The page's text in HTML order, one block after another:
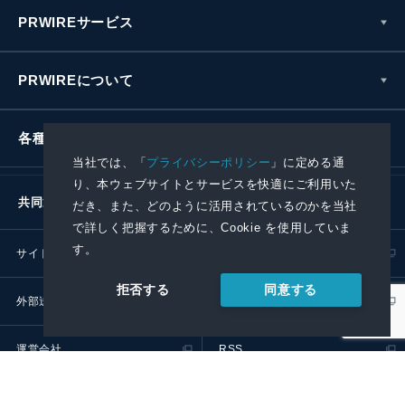
当社では、「プライバシーポリシー 」に定める通
り、本ウェブサイトとサービスを快適にご利用いた
だき、また、どのように活用されているのかを当社
で詳しく把握するために、Cookie を使用していま
す。
拒否する 同意する
PRWIREサービス
PRWIREについて
各種お問い合わせ
共同通信社グループ
サイトポリシー
外部送信ポリシー プレスリリース取扱基準
運営会社 RSS